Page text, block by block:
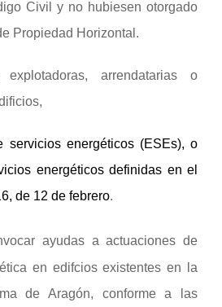
Civil y no hubiesen otorgado
Propiedad Horizontal.
arrendatarias o
servicios energéticos (ESEs), o
energéticos definidas en el
de 12 de febrero.
ayudas a actuaciones de
en edifcios existentes en la
de Aragón, conforme a las